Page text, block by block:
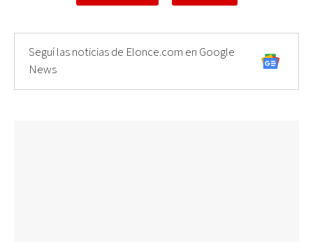
Seguí las noticias de Elonce.com en Google
News